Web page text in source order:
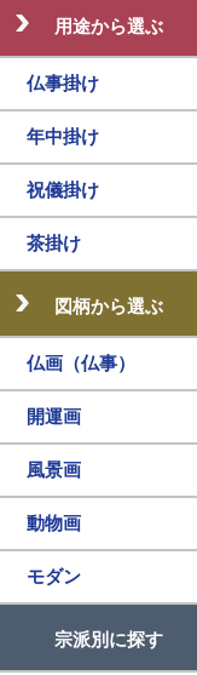
用途から選ぶ
仏事掛け
年中掛け
祝儀掛け
茶掛け
図柄から選ぶ
仏画（仏事）
開運画
風景画
動物画
モダン
宗派別に探す